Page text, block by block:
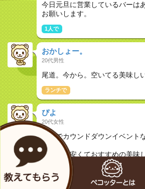
今日元旦に営業しているバーは
お願いします。
1人で
おかしょー。
20代男性
尾道。今から。空いてる美味し
ランチで
ぴよ
20代女性
福山でカウンドダウンイベント
やバー、
または、安くておすすめの美味
友達と 女子会 夜ご飯で